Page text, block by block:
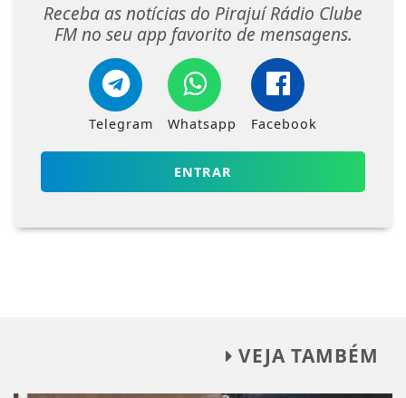
Receba as notícias do Pirajuí Rádio Clube
FM no seu app favorito de mensagens.
Telegram Whatsapp Facebook
ENTRAR
VEJA TAMBÉM